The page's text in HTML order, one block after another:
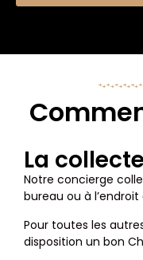
La collecte
Notre concierge
bureau ou à
Pour toutes les
disposition un bon